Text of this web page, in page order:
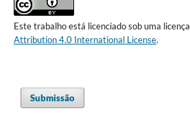
Este trabalho está licenciado sob uma licença
Attribution 4.0 International License.
Submissão